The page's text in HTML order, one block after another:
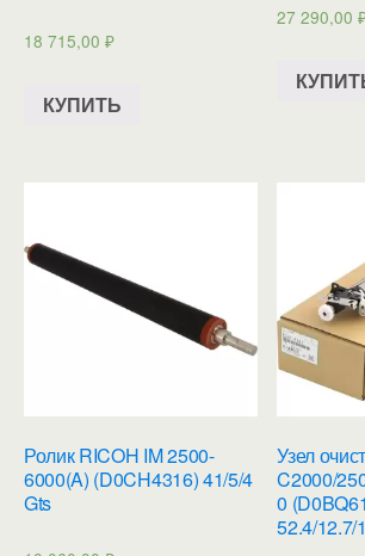
18 715,00 ₽
КУПИТЬ
27 290,00
Ролик RICOH IM 2500-
6000(A) (D0CH4316) 41/5/4
Gts
Узел
C2000/
0
52.4/12.7/